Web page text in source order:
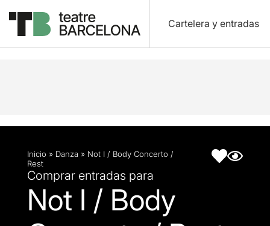
Cartelera y entradas
Descripción Ficha artística
Inicio » Danza » Not I / Body Concerto /
Rest
Comprar entradas para
Not I / Body